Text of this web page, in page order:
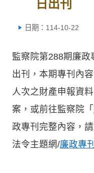
日出刊
日期：114-10-22
監察院第288期廉政
出刊，本期專刊內
人次之財產申報資
案，或前往監察院「
政專刊完整內容，
法令主題網/廉政專